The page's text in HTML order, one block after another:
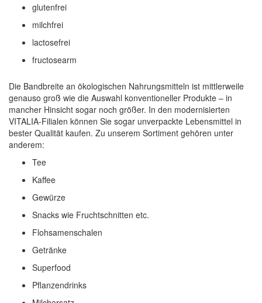
glutenfrei
milchfrei
lactosefrei
fructosearm
Die Bandbreite an ökologischen Nahrungsmitteln ist mittlerweile
genauso groß wie die Auswahl konventioneller Produkte – in
mancher Hinsicht sogar noch größer. In den modernisierten
VITALIA-Filialen können Sie sogar unverpackte Lebensmittel in
bester Qualität kaufen. Zu unserem Sortiment gehören unter
anderem:
Tee
Kaffee
Gewürze
Snacks wie Fruchtschnitten etc.
Flohsamenschalen
Getränke
Superfood
Pflanzendrinks